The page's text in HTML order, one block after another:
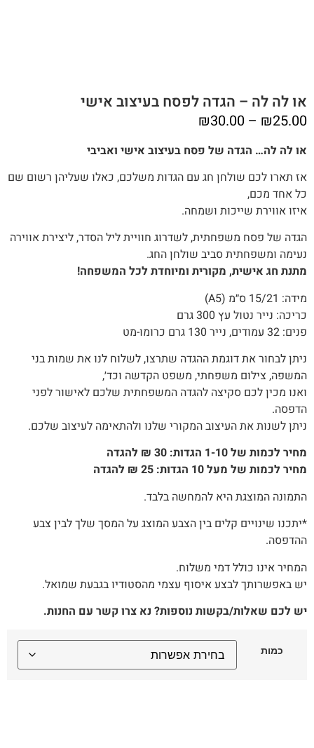
או לה לה – הגדה לפסח בעיצוב אישי
₪25.00
–
₪30.00 טווח
עד
או לה לה… הגדה של פסח בעיצוב אישי ואביבי
אז תארו לכם שולחן חג עם הגדות משלכם, כאלו שעליהן רשום שם
כל אחד מכם,
איזו אווירת שייכות ושמחה.
הגדה של פסח משפחתית, לשדרוג חוויית ליל הסדר, ליצירת אווירה
נעימה ומשפחתית סביב שולחן החג.
מתנת חג אישית, מקורית ומיוחדת לכל המשפחה!
מידה: 15/21 ס״מ (A5)
כריכה: נייר נטול עץ 300 גרם
פנים: 32 עמודים, נייר 130 גרם כרומו-מט
ניתן לבחור את דוגמת ההגדה שתרצו, לשלוח לנו את שמות בני
המשפה, צילום משפחתי, משפט הקדשה וכד׳,
ואנו מכין לכם סקיצה להגדה המשפחתית שלכם לאישור לפני
הדפסה.
ניתן לשנות את העיצוב המקורי שלנו ולהתאימה לעיצוב שלכם.
מחיר לכמות של 1-10 הגדות: 30 ₪ להגדה
מחיר לכמות של מעל 10 הגדות: 25 ₪ להגדה
התמונה המוצגת היא להמחשה בלבד.
*יתכנו שינויים קלים בין הצבע המוצג על המסך שלך לבין צבע
ההדפסה.
המחיר אינו כולל דמי משלוח.
יש באפשרותך לבצע איסוף עצמי מהסטודיו בגבעת שמואל.
יש לכם שאלות/בקשות נוספות? נא צרו קשר עם החנות.
כמות